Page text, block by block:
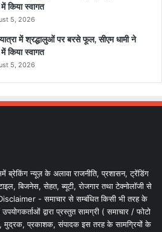
में किया स्वागत
5, 2026
में श्रद्धालुओं पर बरसे फूल, सीएम धामी ने
में किया स्वागत
5, 2026
ब्रेकिंग न्यूज़ के अलावा राजनीति, प्रशासन, ट्रेंडिंग
बिजनेस, सेहत, ब्यूटी, रोजगार तथा टेक्नोलॉजी से
- समाचार से सम्बंधित किसी भी तरह के
द्वारा प्रस्तुत सामग्री ( समाचार / फोटो
मुद्रक, प्रकाशक, संपादक इस तरह के सामग्रियों के